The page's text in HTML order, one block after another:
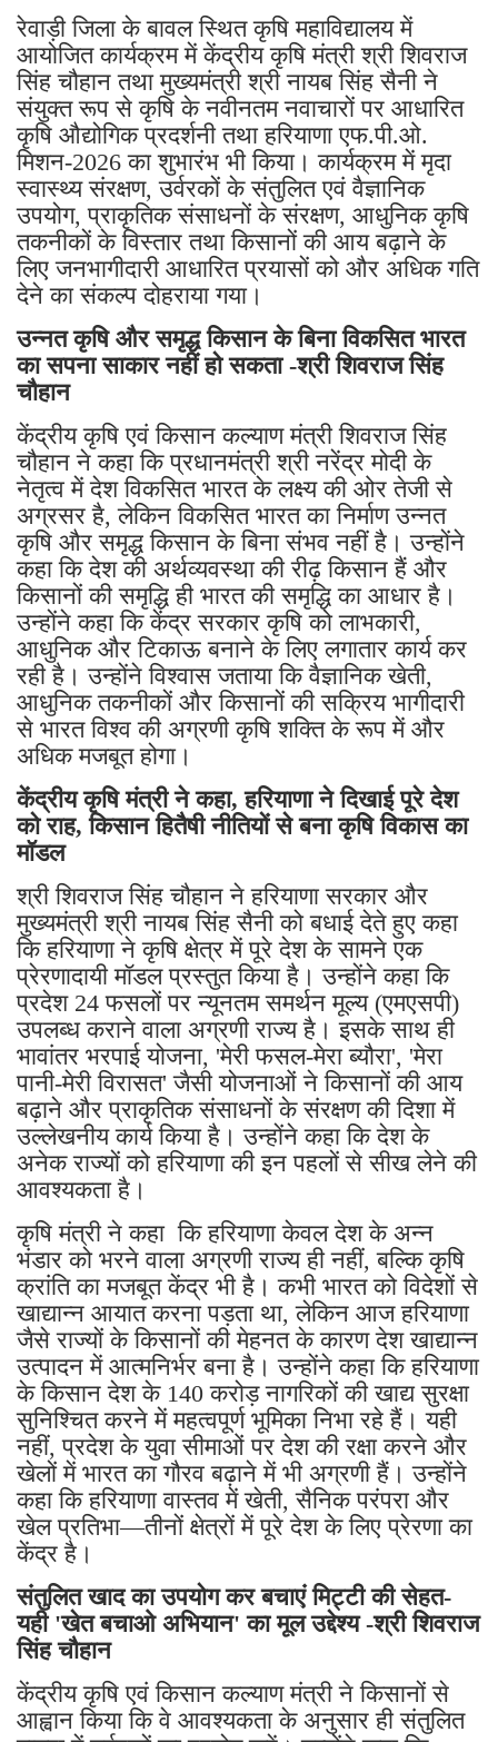
रेवाड़ी जिला के बावल स्थित कृषि महाविद्यालय में
आयोजित कार्यक्रम में केंद्रीय कृषि मंत्री श्री शिवराज
सिंह चौहान तथा मुख्यमंत्री श्री नायब सिंह सैनी ने
संयुक्त रूप से कृषि के नवीनतम नवाचारों पर आधारित
कृषि औद्योगिक प्रदर्शनी तथा हरियाणा एफ.पी.ओ.
मिशन-2026 का शुभारंभ भी किया। कार्यक्रम में मृदा
स्वास्थ्य संरक्षण, उर्वरकों के संतुलित एवं वैज्ञानिक
उपयोग, प्राकृतिक संसाधनों के संरक्षण, आधुनिक कृषि
तकनीकों के विस्तार तथा किसानों की आय बढ़ाने के
लिए जनभागीदारी आधारित प्रयासों को और अधिक गति
देने का संकल्प दोहराया गया।
उन्नत कृषि और समृद्ध किसान के बिना विकसित भारत
का सपना साकार नहीं हो सकता -श्री शिवराज सिंह
चौहान
केंद्रीय कृषि एवं किसान कल्याण मंत्री शिवराज सिंह
चौहान ने कहा कि प्रधानमंत्री श्री नरेंद्र मोदी के
नेतृत्व में देश विकसित भारत के लक्ष्य की ओर तेजी से
अग्रसर है, लेकिन विकसित भारत का निर्माण उन्नत
कृषि और समृद्ध किसान के बिना संभव नहीं है। उन्होंने
कहा कि देश की अर्थव्यवस्था की रीढ़ किसान हैं और
किसानों की समृद्धि ही भारत की समृद्धि का आधार है।
उन्होंने कहा कि केंद्र सरकार कृषि को लाभकारी,
आधुनिक और टिकाऊ बनाने के लिए लगातार कार्य कर
रही है। उन्होंने विश्वास जताया कि वैज्ञानिक खेती,
आधुनिक तकनीकों और किसानों की सक्रिय भागीदारी
से भारत विश्व की अग्रणी कृषि शक्ति के रूप में और
अधिक मजबूत होगा।
केंद्रीय कृषि मंत्री ने कहा, हरियाणा ने दिखाई पूरे देश
को राह, किसान हितैषी नीतियों से बना कृषि विकास का
मॉडल
श्री शिवराज सिंह चौहान ने हरियाणा सरकार और
मुख्यमंत्री श्री नायब सिंह सैनी को बधाई देते हुए कहा
कि हरियाणा ने कृषि क्षेत्र में पूरे देश के सामने एक
प्रेरणादायी मॉडल प्रस्तुत किया है। उन्होंने कहा कि
प्रदेश 24 फसलों पर न्यूनतम समर्थन मूल्य (एमएसपी)
उपलब्ध कराने वाला अग्रणी राज्य है। इसके साथ ही
भावांतर भरपाई योजना, 'मेरी फसल-मेरा ब्यौरा', 'मेरा
पानी-मेरी विरासत' जैसी योजनाओं ने किसानों की आय
बढ़ाने और प्राकृतिक संसाधनों के संरक्षण की दिशा में
उल्लेखनीय कार्य किया है। उन्होंने कहा कि देश के
अनेक राज्यों को हरियाणा की इन पहलों से सीख लेने की
आवश्यकता है।
कृषि मंत्री ने कहा कि हरियाणा केवल देश के अन्न
भंडार को भरने वाला अग्रणी राज्य ही नहीं, बल्कि कृषि
क्रांति का मजबूत केंद्र भी है। कभी भारत को विदेशों से
खाद्यान्न आयात करना पड़ता था, लेकिन आज हरियाणा
जैसे राज्यों के किसानों की मेहनत के कारण देश खाद्यान्न
उत्पादन में आत्मनिर्भर बना है। उन्होंने कहा कि हरियाणा
के किसान देश के 140 करोड़ नागरिकों की खाद्य सुरक्षा
सुनिश्चित करने में महत्वपूर्ण भूमिका निभा रहे हैं। यही
नहीं, प्रदेश के युवा सीमाओं पर देश की रक्षा करने और
खेलों में भारत का गौरव बढ़ाने में भी अग्रणी हैं। उन्होंने
कहा कि हरियाणा वास्तव में खेती, सैनिक परंपरा और
खेल प्रतिभा—तीनों क्षेत्रों में पूरे देश के लिए प्रेरणा का
केंद्र है।
संतुलित खाद का उपयोग कर बचाएं मिट्टी की सेहत-
यही 'खेत बचाओ अभियान' का मूल उद्देश्य -श्री शिवराज
सिंह चौहान
केंद्रीय कृषि एवं किसान कल्याण मंत्री ने किसानों से
आह्वान किया कि वे आवश्यकता के अनुसार ही संतुलित